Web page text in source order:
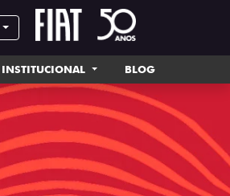
INSTITUCIONAL BLOG